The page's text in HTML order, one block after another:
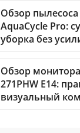
Обзор пылесоса
AquaCycle Pro:
уборка без
Обзор монитора
271PHW E14:
визуальный